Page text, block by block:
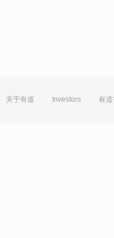
关于有道 Investors 有